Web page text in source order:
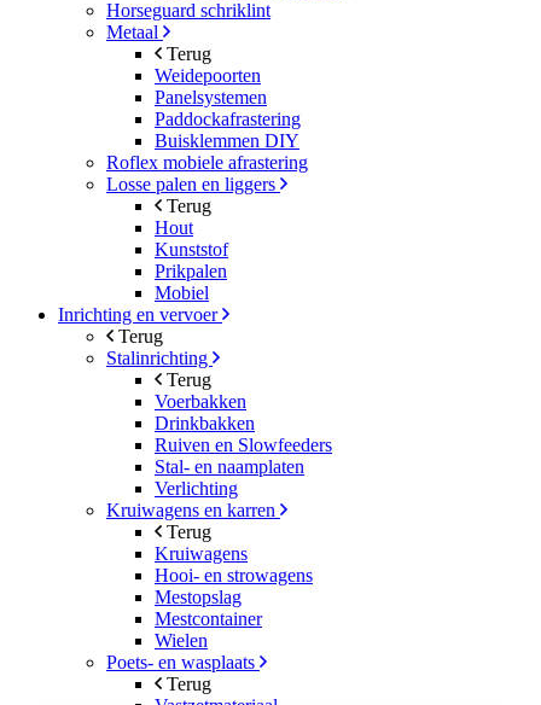
Horseguard schriklint
Metaal
Terug
Weidepoorten
Panelsystemen
Paddockafrastering
Buisklemmen DIY
Roflex mobiele afrastering
Losse palen en liggers
Terug
Hout
Kunststof
Prikpalen
Mobiel
Inrichting en vervoer
Terug
Stalinrichting
Terug
Voerbakken
Drinkbakken
Ruiven en Slowfeeders
Stal- en naamplaten
Verlichting
Kruiwagens en karren
Terug
Kruiwagens
Hooi- en strowagens
Mestopslag
Mestcontainer
Wielen
Poets- en wasplaats
Terug